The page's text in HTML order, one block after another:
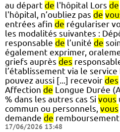
au départ de l'hôpital Lors de
l'hôpital, n’oubliez pas de
entrées afin de régulariser
les modalités suivantes :
responsable de l’unité de
également exprimer,
griefs auprès des
l’établissement via le service
pouvez aussi [...] recevoir des
Affection de Longue Durée
% dans les autres cas Si vous
commun ou personnels, vous
demande de remboursement
17/06/2026 13:48